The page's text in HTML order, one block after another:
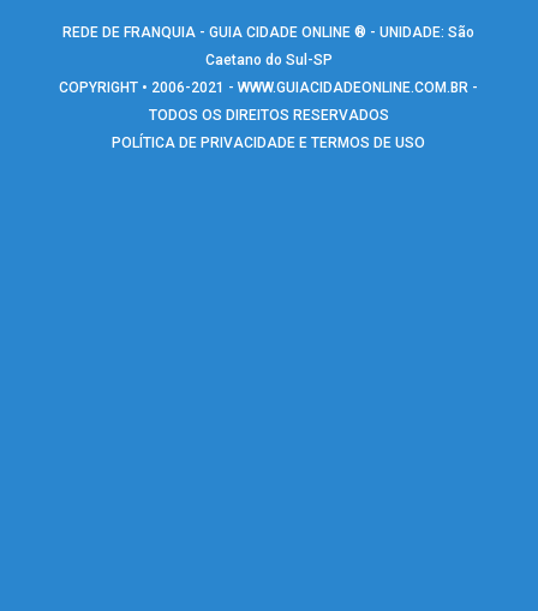
REDE DE FRANQUIA - GUIA CIDADE ONLINE ® - UNIDADE: São
Caetano do Sul-SP
COPYRIGHT • 2006-2021 -WWW.GUIACIDADEONLINE.COM.BR -
TODOS OS DIREITOS RESERVADOS
POLÍTICA DE PRIVACIDADE E TERMOS DE USO